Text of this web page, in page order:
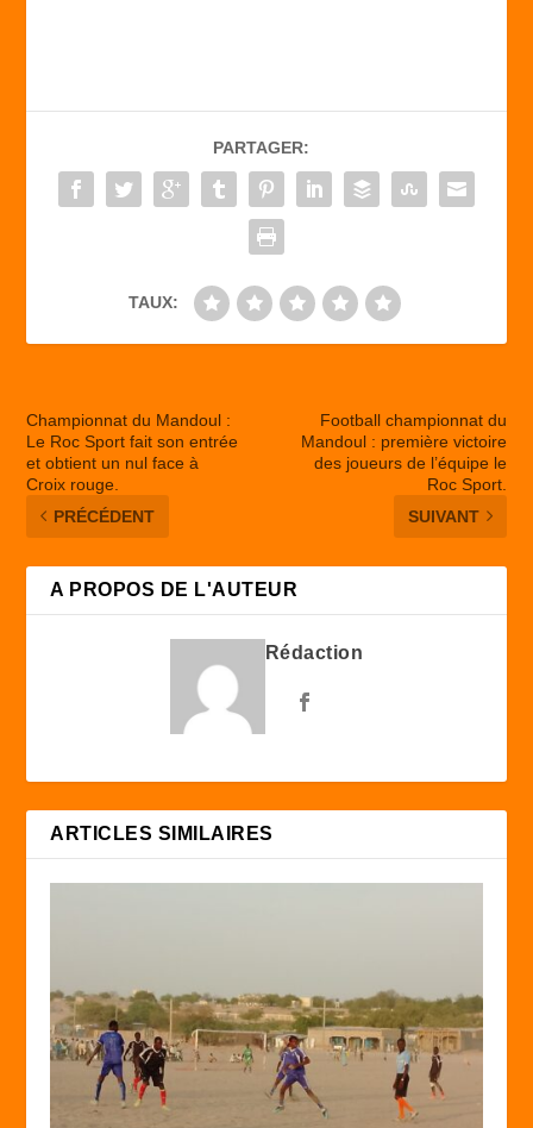
b
o
o
d
o
n
er
PARTAGER:
TAUX:
Championnat du Mandoul :
Le Roc Sport fait son entrée
et obtient un nul face à
Croix rouge.
PRÉCÉDENT
Football championnat du
Mandoul : première victoire
des joueurs de l’équipe le
Roc Sport.
SUIVANT
A PROPOS DE L'AUTEUR
Rédaction
ARTICLES SIMILAIRES